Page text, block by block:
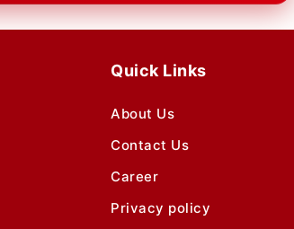
Quick Links
About Us
Contact Us
Career
Privacy policy